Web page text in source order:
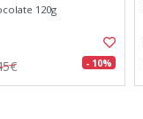
120g
- 10%